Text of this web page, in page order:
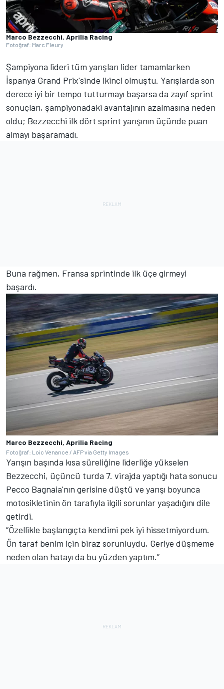
Marco Bezzecchi, Aprilia Racing
Fotoğraf: Marc Fleury
Şampiyona lideri tüm yarışları lider tamamlarken
İspanya Grand Prix'sinde ikinci olmuştu. Yarışlarda son
derece iyi bir tempo tutturmayı başarsa da zayıf sprint
sonuçları, şampiyonadaki avantajının azalmasına neden
oldu; Bezzecchi ilk dört sprint yarışının üçünde puan
almayı başaramadı.
Buna rağmen, Fransa sprintinde ilk üçe girmeyi
başardı.
Marco Bezzecchi, Aprilia Racing
Fotoğraf: Loic Venance / AFP via Getty Images
Yarışın başında kısa süreliğine liderliğe yükselen
Bezzecchi, üçüncü turda 7. virajda yaptığı hata sonucu
Pecco Bagnaia'nın gerisine düştü ve yarışı boyunca
motosikletinin ön tarafıyla ilgili sorunlar yaşadığını dile
getirdi.
“Özellikle başlangıçta kendimi pek iyi hissetmiyordum.
Ön taraf benim için biraz sorunluydu, Geriye düşmeme
neden olan hatayı da bu yüzden yaptım.”